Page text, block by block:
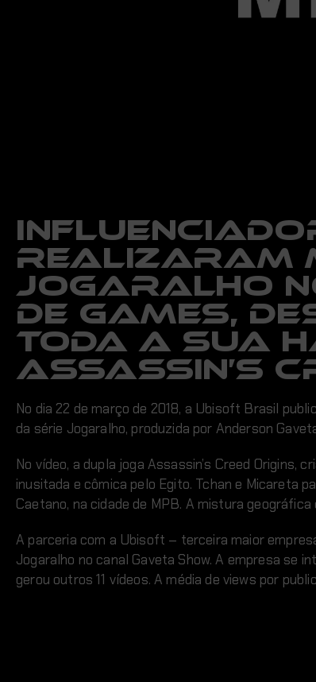
realizaram
Jogaralho
de games,
toda a sua
Assassin’s
No dia 22 de março de 2018, a Ubisoft Brasil
da série Jogaralho, produzida por Anderson
No vídeo, a dupla joga Assassin’s Creed Origins,
inusitada e cômica pelo Egito. Tchan e Micareta
Caetano, na cidade de MPB. A mistura
A parceria com a Ubisoft – terceira maior
Jogaralho no canal Gaveta Show. A empresa se
gerou outros 11 vídeos. A média de views por